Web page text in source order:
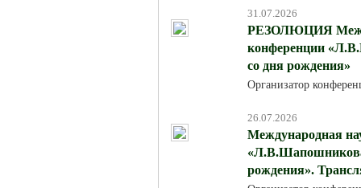
31.07.2026
РЕЗОЛЮЦИЯ
конференции
со дня рождения»
Организатор
26.07.2026
Международная
рождения».